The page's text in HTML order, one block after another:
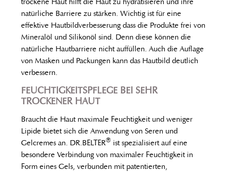
natürliche Barriere zu stärken. Wichtig ist für eine
effektive Hautbildverbesserung dass die Produkte frei von
Mineralöl und Silikonöl sind. Denn diese können die
natürliche Hautbarriere nicht auffüllen. Auch die Auflage
von Masken und Packungen kann das Hautbild deutlich
verbessern.
FEUCHTIGKEITSPFLEGE BEI SEHR
TROCKENER HAUT
Braucht die Haut maximale Feuchtigkeit und weniger
Lipide bietet sich die Anwendung von Seren und
Gelcremes an. DR.BELTER® ist spezialisiert auf eine
besondere Verbindung von maximaler Feuchtigkeit in
Form eines Gels, verbunden mit patentierten,